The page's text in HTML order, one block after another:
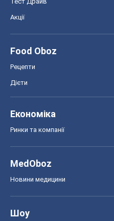
Акції
Food Oboz
Рецепти
Дієти
Економіка
Ринки та компанії
MedOboz
Новини медицини
Шоу